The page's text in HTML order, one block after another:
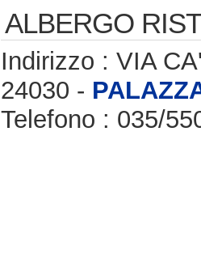
ALBERGO
Indirizzo : VIA
24030 -
Telefono : 035/